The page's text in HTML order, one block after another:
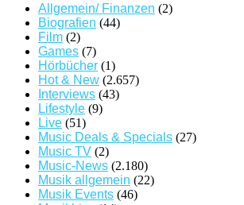
Allgemein/ Finanzen (2)
Biografien (44)
Film (2)
Games (7)
Hörbücher (1)
Hot & New (2.657)
Interviews (43)
Lifestyle (9)
Live (51)
Music Deals & Specials (27)
Music TV (2)
Music-News (2.180)
Musik allgemein (22)
Musik Events (46)